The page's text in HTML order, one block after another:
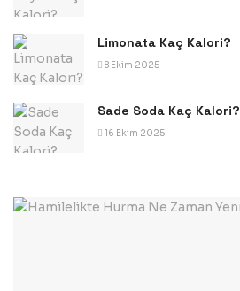
Limonata Kaç Kalori?
8 Ekim 2025
Sade Soda Kaç Kalori?
16 Ekim 2025